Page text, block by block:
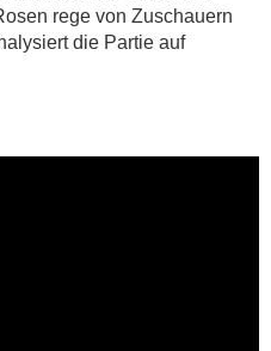
rege von Zuschauern
die Partie auf